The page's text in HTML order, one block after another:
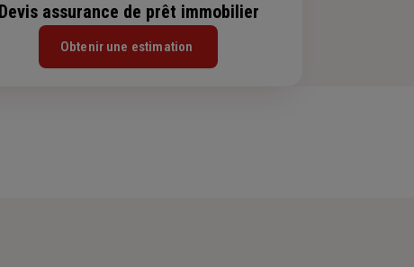
Devis assurance de prêt immobilier
Obtenir une estimation